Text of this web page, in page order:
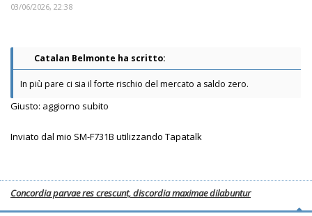
03/06/2026, 22:38
Catalan Belmonte ha scritto:
In più pare ci sia il forte rischio del mercato a saldo zero.
Giusto: aggiorno subito
Inviato dal mio SM-F731B utilizzando Tapatalk
Concordia parvae res crescunt, discordia maximae dilabuntur